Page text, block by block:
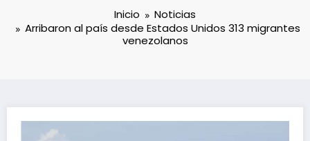
Inicio
Noticias
Arribaron al país desde Estados Unidos 313 migrantes
venezolanos